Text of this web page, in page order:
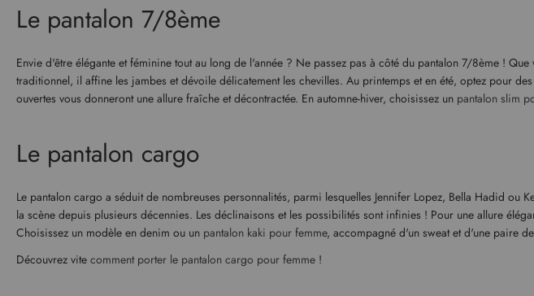
Le pantalon 7/8ème
Envie d'être élégante et féminine tout au long de l'année ? Ne passez pas à côté du pantalon 7/8ème !
traditionnel, il affine les jambes et dévoile délicatement les chevilles. Au printemps et en été, optez pour des
ouvertes vous donneront une allure fraîche et décontractée. En automne-hiver, choisissez un pantalon slim
Le pantalon cargo
Le pantalon cargo a séduit de nombreuses personnalités, parmi lesquelles Jennifer Lopez, Bella Hadid ou
la scène depuis plusieurs décennies. Les déclinaisons et les possibilités sont infinies ! Pour une allure
Choisissez un modèle en denim ou un pantalon kaki pour femme, accompagné d'un sweat et d'une paire
Découvrez vite comment porter le pantalon cargo pour femme !